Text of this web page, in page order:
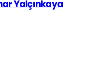
Yalçınkaya